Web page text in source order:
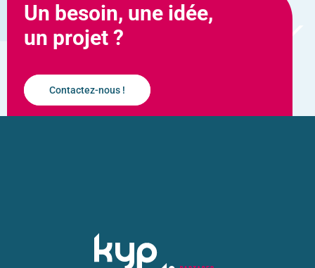
Un besoin, une idée,
un projet ?
Contactez-nous !